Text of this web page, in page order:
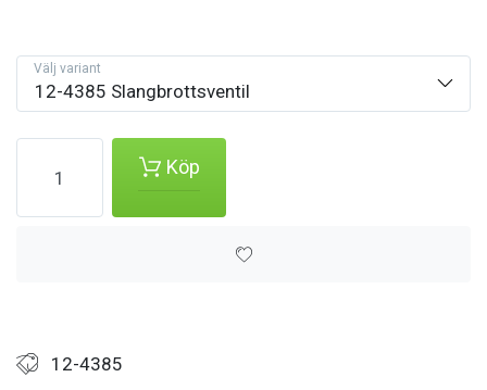
12-4385 Slangbrottsventil
Välj variant
Köp
12-4385